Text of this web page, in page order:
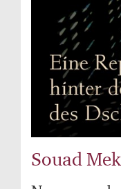
Souad